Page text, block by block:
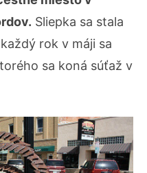
Sliepka sa stala
rok v máji sa
sa koná súťaž v